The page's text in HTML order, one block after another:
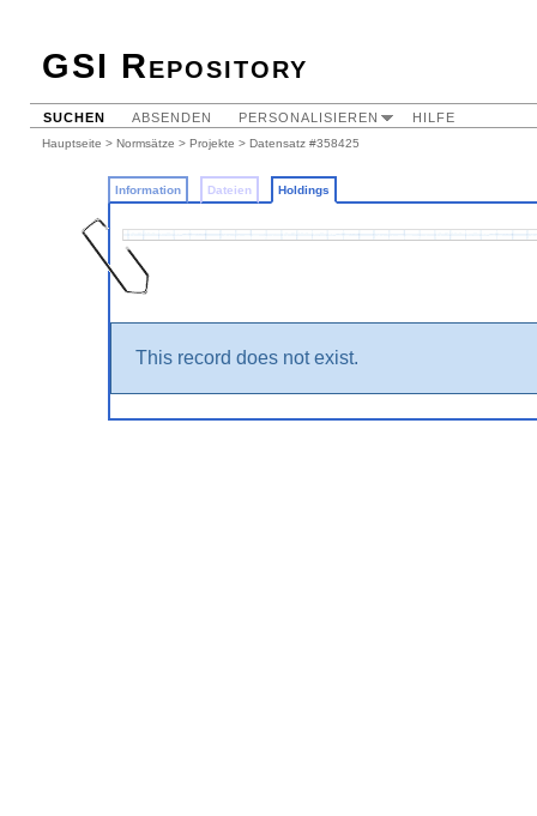
GSI Repository
SUCHEN ABSENDEN PERSONALISIEREN HILFE
Hauptseite > Normsätze > Projekte > Datensatz #358425
Information Dateien Holdings
This record does not exist.